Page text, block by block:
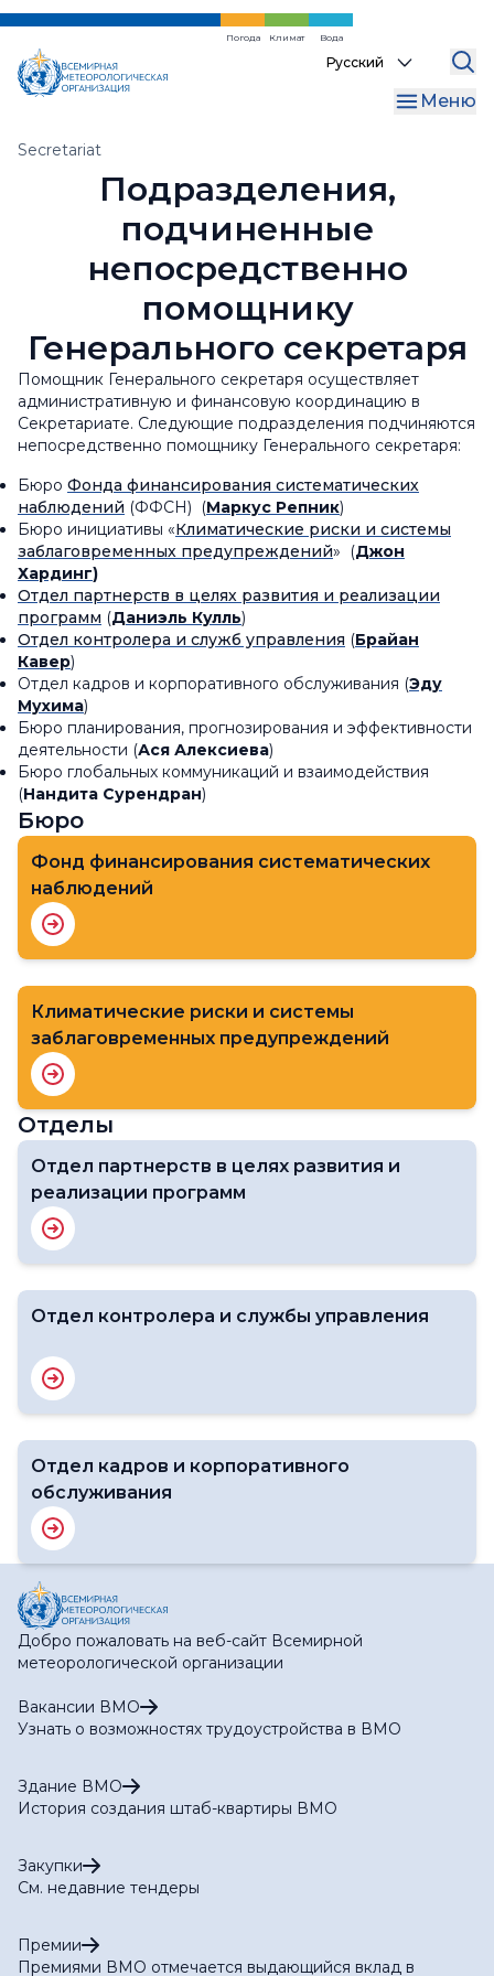
Перейти
основному
содержанию
Погода Климат Вода
Select
language
Меню
Хлебная
крошка
Secretariat
Подразделения,
подчиненные
непосредственно
помощнику
Генерального секретаря
Помощник Генерального секретаря осуществляет
административную и финансовую координацию в
Секретариате. Следующие подразделения подчиняются
непосредственно помощнику Генерального секретаря:
Бюро Фонда финансирования систематических
наблюдений (ФФСН) (Маркус Репник)
Бюро инициативы «Климатические риски и системы
заблаговременных предупреждений» (Джон
Хардинг)
Отдел партнерств в целях развития и реализации
программ (Даниэль Кулль)
Отдел контролера и служб управления (Брайан
Кавер)
Отдел кадров и корпоративного обслуживания (Эду
Мухима)
Бюро планирования, прогнозирования и эффективности
деятельности (Ася Алексиева)
Бюро глобальных коммуникаций и взаимодействия
(Нандита Сурендран)
Бюро
Фонд финансирования систематических
наблюдений
Климатические риски и системы
заблаговременных предупреждений
Отделы
Отдел партнерств в целях развития и
реализации программ
Отдел контролера и службы управления
Отдел кадров и корпоративного
обслуживания
Добро пожаловать на веб-сайт Всемирной
метеорологической организации
Вакансии ВМО
Узнать о возможностях трудоустройства в ВМО
Здание ВМО
История создания штаб-квартиры ВМО
Закупки
См. недавние тендеры
Премии
Премиями ВМО отмечается выдающийся вклад в